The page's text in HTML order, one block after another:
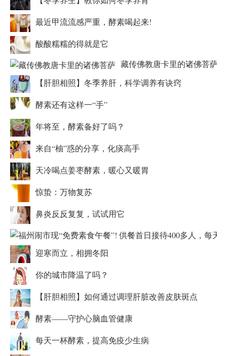
最近甲流流感严重，酵素喝起来!
酸酸糯糯的得就是它
藏传佛教唐卡里的诸佛菩萨
【肝胆相照】冬季养肝，科学调养有诀窍
酵素还有这样一“手”
年将至，酵素备好了吗？
来自“柚”惑的分享，化痰高手
天冷喝点姜枣酵素，暖心又暖胃
惊蛰：万物复苏
鼻炎反反复复，试试用它
迎寒而立，相拥冬阳
你的城市降温了吗？
【肝胆相照】如何通过调理肝脏改善皮肤斑点
酵素——守护心脑血管健康
每天一杯酵素，提高免疫少生病